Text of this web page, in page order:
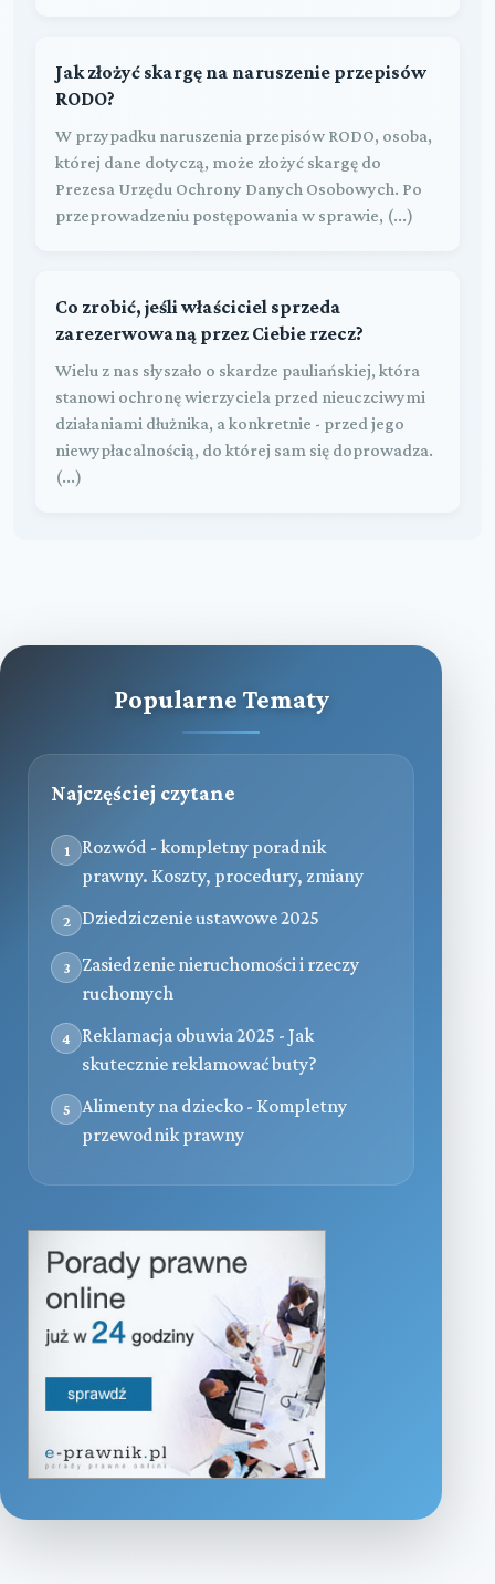
Jak złożyć skargę na naruszenie przepisów
RODO?
W przypadku naruszenia przepisów RODO, osoba,
której dane dotyczą, może złożyć skargę do
Prezesa Urzędu Ochrony Danych Osobowych. Po
przeprowadzeniu postępowania w sprawie, (...)
Co zrobić, jeśli właściciel sprzeda
zarezerwowaną przez Ciebie rzecz?
Wielu z nas słyszało o skardze pauliańskiej, która
stanowi ochronę wierzyciela przed nieuczciwymi
działaniami dłużnika, a konkretnie - przed jego
niewypłacalnością, do której sam się doprowadza.
(...)
Popularne Tematy
Najczęściej czytane
1
Rozwód - kompletny poradnik
prawny. Koszty, procedury, zmiany
2 Dziedziczenie ustawowe 2025
3
Zasiedzenie nieruchomości i rzeczy
ruchomych
4
Reklamacja obuwia 2025 - Jak
skutecznie reklamować buty?
5
Alimenty na dziecko - Kompletny
przewodnik prawny